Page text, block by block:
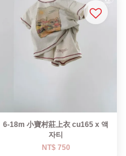
6-18m 小寶村莊上衣 cu165 x 액
자티
NT$ 750